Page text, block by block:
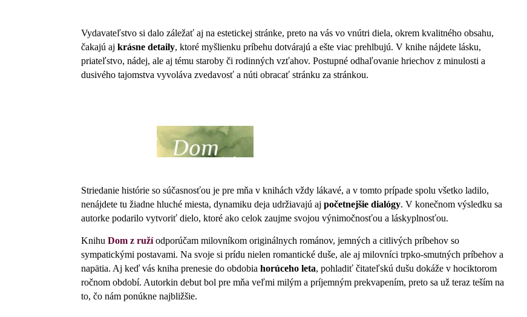
Vydavateľstvo si dalo záležať aj na estetickej stránke, preto na vás vo vnútri diela, okrem kvalitného obsahu,
čakajú ajkrásne detaily, ktoré myšlienku príbehu dotvárajú a ešte viac prehlbujú. V knihe nájdete lásku,
priateľstvo, nádej, ale aj tému staroby či rodinných vzťahov. Postupné odhaľovanie hriechov z minulosti a
dusivého tajomstva vyvoláva zvedavosť a núti obracať stránku za stránkou.
Striedanie histórie so súčasnosťou je pre mňa v knihách vždy lákavé, a v tomto prípade spolu všetko ladilo,
nenájdete tu žiadne hluché miesta, dynamiku deja udržiavajú ajpočetnejšie dialógy. V konečnom výsledku sa
autorke podarilo vytvoriť dielo, ktoré ako celok zaujme svojou výnimočnosťou a láskyplnosťou.
KnihuDom z ružíodporúčam milovníkom originálnych románov, jemných a citlivých príbehov so
sympatickými postavami. Na svoje si prídu nielen romantické duše, ale aj milovníci trpko-smutných príbehov a
napätia. Aj keď vás kniha prenesie do obdobiahorúceho leta, pohladiť čitateľskú dušu dokáže v hociktorom
ročnom období. Autorkin debut bol pre mňa veľmi milým a príjemným prekvapením, preto sa už teraz teším na
to, čo nám ponúkne najbližšie.